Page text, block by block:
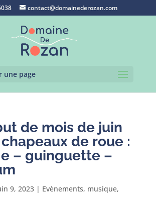
contact@domainederozan.com
une page
de mois de juin
de roue :
– guinguette –
9, 2023| Evènements, musique,